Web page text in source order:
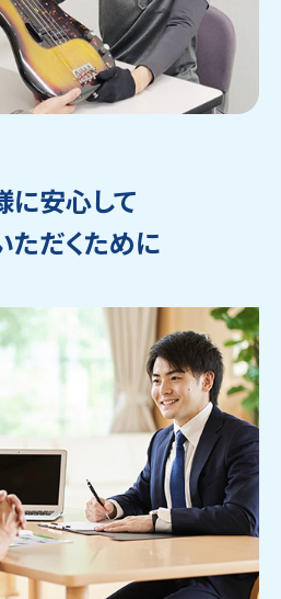
フリーダイヤル
0120-1212-25
に安心して
ただくために